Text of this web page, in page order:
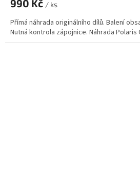
990 Kč / ks
Přímá náhrada originálního dílů. Balení
Nutná kontrola zápojnice. Náhrada Polaris